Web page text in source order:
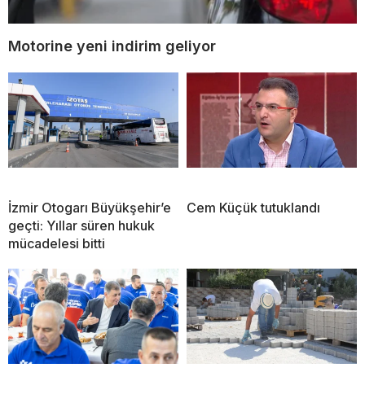
Motorine yeni indirim geliyor
İzmir Otogarı Büyükşehir’e
geçti: Yıllar süren hukuk
mücadelesi bitti
Cem Küçük tutuklandı